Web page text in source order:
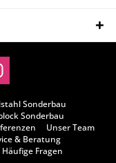
Sonderbau
Sonderbau
Unser Team
& Beratung
Häufige Fragen